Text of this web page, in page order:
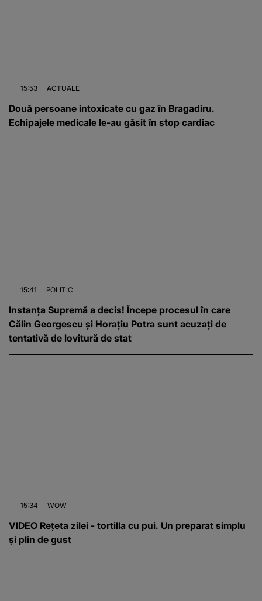
15:53 ACTUALE
Două persoane intoxicate cu gaz în Bragadiru.
Echipajele medicale le-au găsit în stop cardiac
15:41 POLITIC
Instanța Supremă a decis! Începe procesul în care
Călin Georgescu și Horațiu Potra sunt acuzați de
tentativă de lovitură de stat
15:34 WOW
VIDEO Rețeta zilei - tortilla cu pui. Un preparat simplu
și plin de gust